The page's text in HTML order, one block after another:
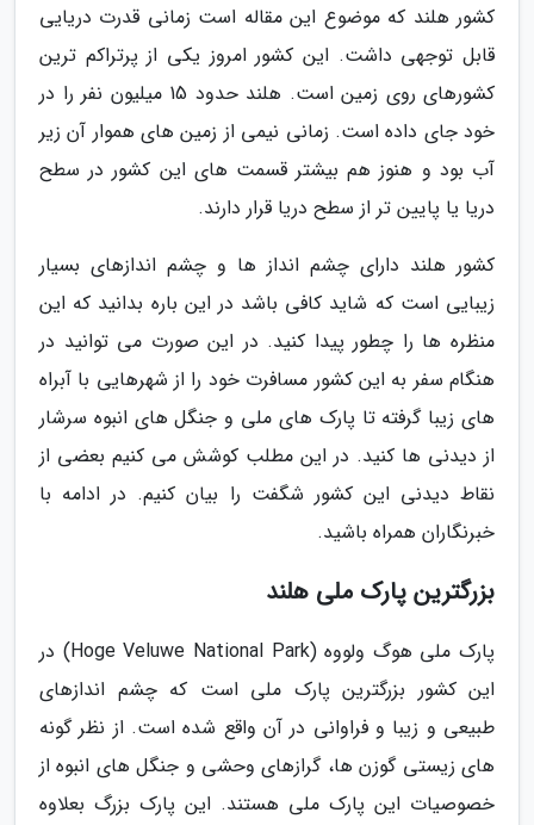
کشور هلند که موضوع این مقاله است زمانی قدرت دریایی
قابل توجهی داشت. این کشور امروز یکی از پرتراکم ترین
کشورهای روی زمین است. هلند حدود 15 میلیون نفر را در
خود جای داده است. زمانی نیمی از زمین های هموار آن زیر
آب بود و هنوز هم بیشتر قسمت های این کشور در سطح
دریا یا پایین تر از سطح دریا قرار دارند.
کشور هلند دارای چشم انداز ها و چشم اندازهای بسیار
زیبایی است که شاید کافی باشد در این باره بدانید که این
منظره ها را چطور پیدا کنید. در این صورت می توانید در
هنگام سفر به این کشور مسافرت خود را از شهرهایی با آبراه
های زیبا گرفته تا پارک های ملی و جنگل های انبوه سرشار
از دیدنی ها کنید. در این مطلب کوشش می کنیم بعضی از
نقاط دیدنی این کشور شگفت را بیان کنیم. در ادامه با
خبرنگاران همراه باشید.
بزرگترین پارک ملی هلند
پارک ملی هوگ ولووه (Hoge Veluwe National Park) در
این کشور بزرگترین پارک ملی است که چشم اندازهای
طبیعی و زیبا و فراوانی در آن واقع شده است. از نظر گونه
های زیستی گوزن ها، گرازهای وحشی و جنگل های انبوه از
خصوصیات این پارک ملی هستند. این پارک بزرگ بعلاوه